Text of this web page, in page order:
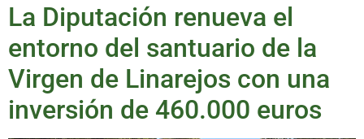
La Diputación renueva el
entorno del santuario de la
Virgen de Linarejos con una
inversión de 460.000 euros